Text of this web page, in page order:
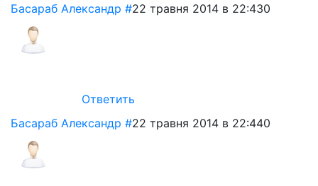
Басараб Александр #22 травня 2014 в 22:430
Ответить
Басараб Александр #22 травня 2014 в 22:440